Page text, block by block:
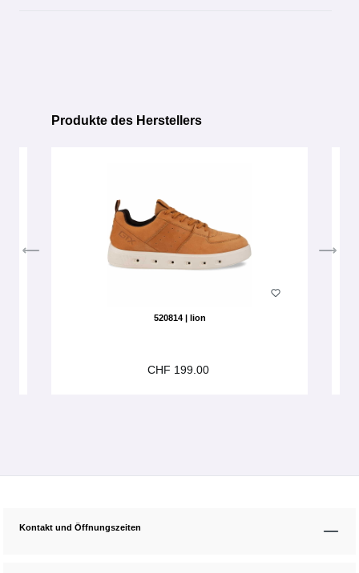
Produktgalerie überspringen
Produkte des Herstellers
520814 | lion
CHF 199.00
Kontakt und Öffnungszeiten